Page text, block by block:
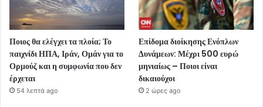
Ποιος θα ελέγχει τα πλοία; Το
παιχνίδι ΗΠΑ, Ιράν, Ομάν για το
Ορμούζ και η συμφωνία που δεν
έρχεται
54 λεπτά ago
Επίδομα διοίκησης Ενόπλων
Δυνάμεων: Μέχρι 500 ευρώ
μηνιαίως – Ποιοι είναι
δικαιούχοι
2 ώρες ago